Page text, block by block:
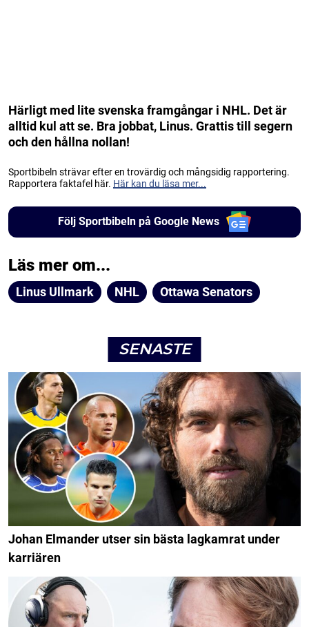
Härligt med lite svenska framgångar i NHL. Det är
alltid kul att se. Bra jobbat, Linus. Grattis till segern
och den hållna nollan!
Sportbibeln strävar efter en trovärdig och mångsidig rapportering.
Rapportera faktafel här. Här kan du läsa mer...
Följ Sportbibeln på Google News
Läs mer om...
Linus Ullmark NHL Ottawa Senators
SENASTE
Johan Elmander utser sin bästa lagkamrat under
karriären